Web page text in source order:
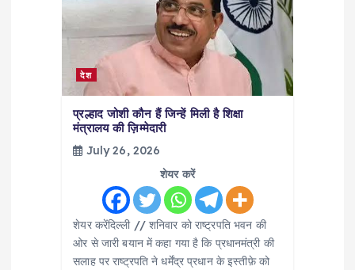
देश
प्रल्हाद जोशी कौन हैं जिन्हें मिली है शिक्षा
मंत्रालय की ज़िम्मेदारी
July 26, 2026
शेयर करें
शेयर करेंदिल्ली // शनिवार को राष्ट्रपति भवन की
ओर से जारी बयान में कहा गया है कि प्रधानमंत्री की
सलाह पर राष्ट्रपति ने धर्मेंद्र प्रधान के इस्तीफ़े को